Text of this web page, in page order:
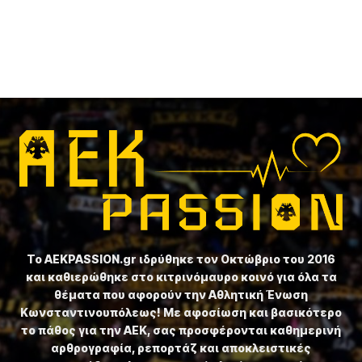
Το ⁦AEKPASSION.gr⁩ ιδρύθηκε τον Οκτώβριο του 2016
και καθιερώθηκε στο κιτρινόμαυρο κοινό για όλα τα
θέματα που αφορούν την Αθλητική Ένωση
Κωνσταντινουπόλεως! Με αφοσίωση και βασικότερο
το πάθος για την ΑΕΚ, σας προσφέρονται καθημερινή
αρθρογραφία, ρεπορτάζ και αποκλειστικές